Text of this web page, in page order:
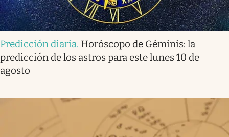
Predicción diaria. Horóscopo de Géminis: la
predicción de los astros para este lunes 10 de
agosto